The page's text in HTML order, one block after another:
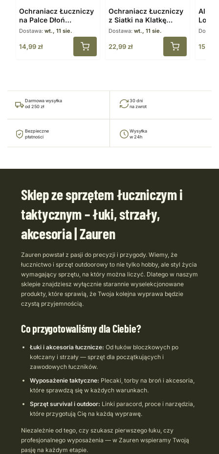
Ochraniacz Łuczniczy
na Palce Dłoń
Skórzany Czarny
Dostawa: wt., 11 sie.
14,99 zł
Ochraniacz Łuczniczy
z Siatki na Klatkę
Piersiową Regulowany
Dostawa:wt., 11 sie.
22,99 zł
Loop
15,99
Darmowa wysyłka
od 250 zł
30 dni
na zwrot
Bezpieczne
płatności
Wysyłka
w 24h
Sklep ze sprzętem łuczniczym i
taktycznym – łuki, strzały,
akcesoria | Zauren
Zauren powstał z pasji do precyzji i przygody. Wiemy, że
łucznictwo i sprzęt outdoorowy to nie tylko hobby, ale styl życia
wymagający sprzętu, na który można liczyć. Dlatego w naszym
sklepie znajdziesz wyłącznie starannie wyselekcjonowane
produkty, które sprawią, że Twoja kolejna wyprawa będzie
czystą przyjemnością.
Co przygotowaliśmy dla Ciebie?
Łuki i akcesoria łucznicze: Od łuków bloczkowych po
kołczany i strzały — sprzęt dla początkujących i
zawodowych łuczników.
Wyposażenie taktyczne: Plecaki, torby na broń i akcesoria,
które sprawdzą się w każdych warunkach.
Sprzęt survival i outdoor: Linki paracord, proce i narzędzia,
które przygotują Cię na każdą wyprawę.
Niezależnie od tego, czy szukasz pierwszego łuku, czy
profesjonalnego wyposażenia — w Zauren wspieramy Twoją
pasję na każdym etapie.